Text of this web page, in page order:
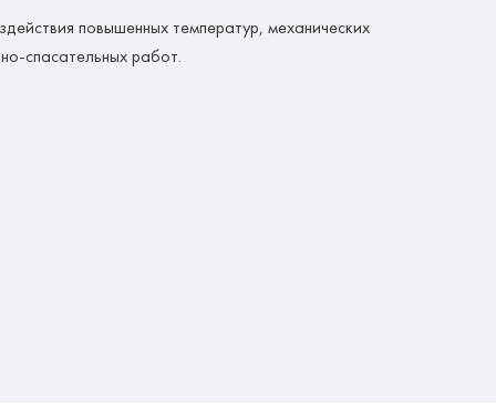
повышенных температур, механических
спасательных работ.